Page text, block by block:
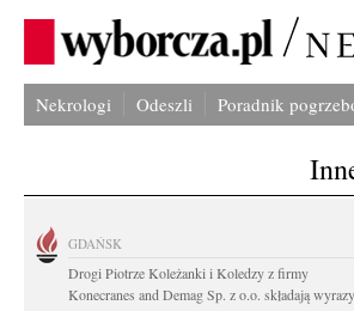
Nekrologi Odeszli Poradnik
GDAŃSK
Drogi Piotrze Koleżanki i Koledzy z firmy
Konecranes and Demag Sp. z o.o. składają